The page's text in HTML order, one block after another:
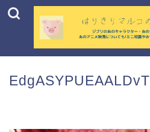
EdgASYPUEAALDvT